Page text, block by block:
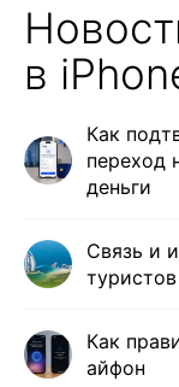
в
Как
переход
деньги
Связь и
Как
айфон